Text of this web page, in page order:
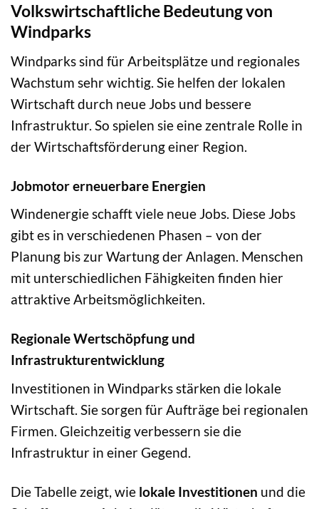
Volkswirtschaftliche Bedeutung von
Windparks
Windparks sind für Arbeitsplätze und regionales
Wachstum sehr wichtig. Sie helfen der lokalen
Wirtschaft durch neue Jobs und bessere
Infrastruktur. So spielen sie eine zentrale Rolle in
der Wirtschaftsförderung einer Region.
Jobmotor erneuerbare Energien
Windenergie schafft viele neue Jobs. Diese Jobs
gibt es in verschiedenen Phasen – von der
Planung bis zur Wartung der Anlagen. Menschen
mit unterschiedlichen Fähigkeiten finden hier
attraktive Arbeitsmöglichkeiten.
Regionale Wertschöpfung und
Infrastrukturentwicklung
Investitionen in Windparks stärken die lokale
Wirtschaft. Sie sorgen für Aufträge bei regionalen
Firmen. Gleichzeitig verbessern sie die
Infrastruktur in einer Gegend.
Die Tabelle zeigt, wie lokale Investitionen und die